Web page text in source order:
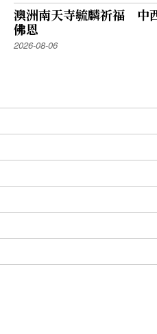
澳洲南天寺毓麟祈福 中
佛恩
2026-08-06